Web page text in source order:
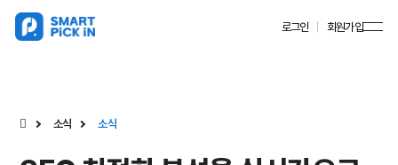
로그인 회원가입
소식 소식